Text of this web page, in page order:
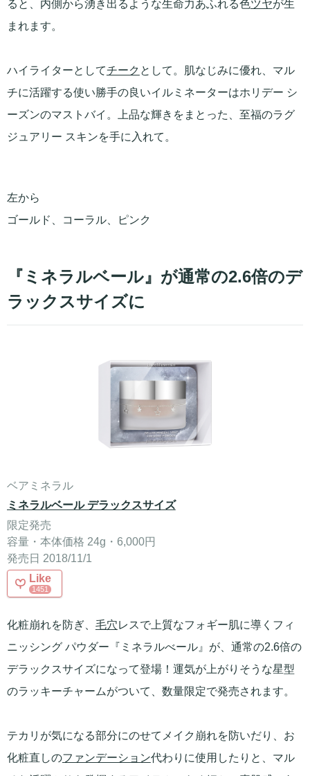
ると、内側から湧き出るような生命力あふれる色ツヤが生
まれます。
ハイライターとしてチーク として。肌なじみに優れ、マル
チに活躍する使い勝手の良いイルミネーターはホリデー シ
ーズンのマストバイ。上品な輝きをまとった、至福のラグ
ジュアリー スキンを手に入れて。
左から
ゴールド、コーラル、ピンク
『ミネラルベール』が通常の2.6倍のデ
ラックスサイズに
ベアミネラル
ミネラルベール デラックスサイズ
限定発売
容量・本体価格 24g・6,000円
発売日 2018/11/1
Like
1451
化粧崩れを防ぎ、 毛穴レスで上質なフォギー肌に導くフィ
ニッシング パウダー『ミネラルべール』が、通常の2.6倍の
デラックスサイズになって登場！運気が上がりそうな星型
のラッキーチャームがついて、数量限定で発売されます。
テカリが気になる部分にのせてメイク崩れを防いだり、お
化粧直しのファンデーション代わりに使用したりと、マル